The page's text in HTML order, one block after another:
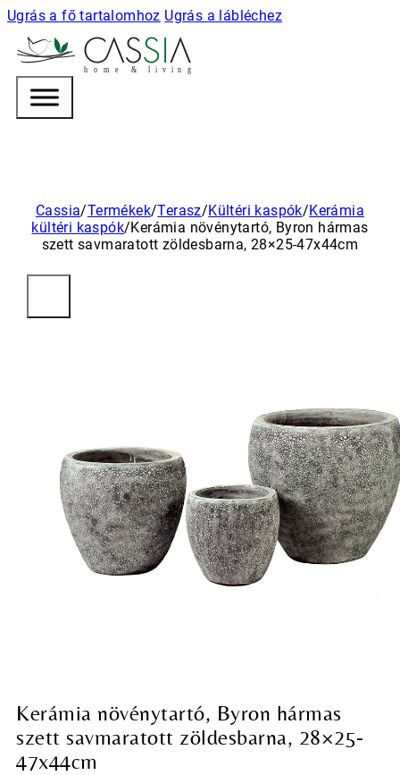
Ugrás a fő tartalomhoz Ugrás a lábléchez
h o m e & l i v i n g
Cassia/Termékek/Terasz/Kültéri kaspók/Kerámia
kültéri kaspók/Kerámia növénytartó, Byron hármas
szett savmaratott zöldesbarna, 28×25-47x44cm
Kerámia növénytartó, Byron hármas
szett savmaratott zöldesbarna, 28×25-
47x44cm